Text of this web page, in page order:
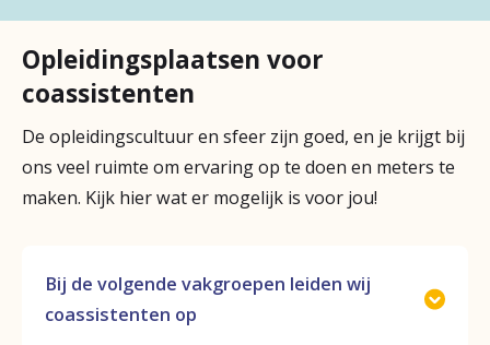
Naar diakonessenhuis.nl
Contact
Opleidingsplaatsen voor
coassistenten
De opleidingscultuur en sfeer zijn goed, en je krijgt bij
ons veel ruimte om ervaring op te doen en meters te
maken. Kijk hier wat er mogelijk is voor jou!
Bij de volgende vakgroepen leiden wij
coassistenten op